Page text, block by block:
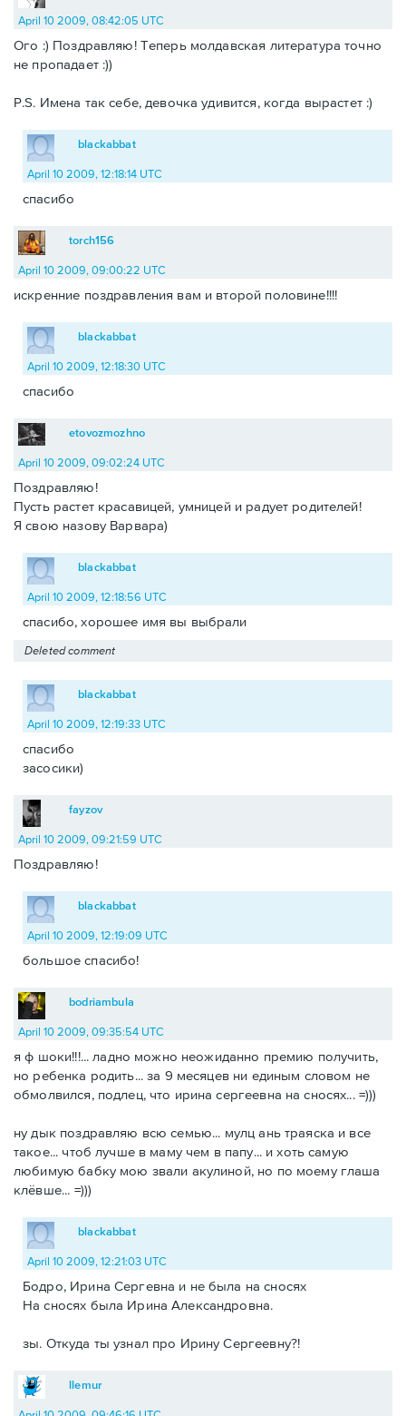
April 10 2009, 08:42:05 UTC
Ого :) Поздравляю! Теперь молдавская литература точно
не пропадает :))
P.S. Имена так себе, девочка удивится, когда вырастет :)
blackabbat
April 10 2009, 12:18:14 UTC
спасибо
torch156
April 10 2009, 09:00:22 UTC
искренние поздравления вам и второй половине!!!!
blackabbat
April 10 2009, 12:18:30 UTC
спасибо
etovozmozhno
April 10 2009, 09:02:24 UTC
Поздравляю!
Пусть растет красавицей, умницей и радует родителей!
Я свою назову Варвара)
blackabbat
April 10 2009, 12:18:56 UTC
спасибо, хорошее имя вы выбрали
Deleted comment
blackabbat
April 10 2009, 12:19:33 UTC
спасибо
засосики)
fayzov
April 10 2009, 09:21:59 UTC
Поздравляю!
blackabbat
April 10 2009, 12:19:09 UTC
большое спасибо!
bodriambula
April 10 2009, 09:35:54 UTC
я ф шоки!!!... ладно можно неожиданно премию получить,
но ребенка родить... за 9 месяцев ни единым словом не
обмолвился, подлец, что ирина сергеевна на сносях... =)))
ну дык поздравляю всю семью... мулц ань траяска и все
такое... чтоб лучше в маму чем в папу... и хоть самую
любимую бабку мою звали акулиной, но по моему глаша
клёвше... =)))
blackabbat
April 10 2009, 12:21:03 UTC
Бодро, Ирина Сергевна и не была на сносях
На сносях была Ирина Александровна.
зы. Откуда ты узнал про Ирину Сергеевну?!
llemur